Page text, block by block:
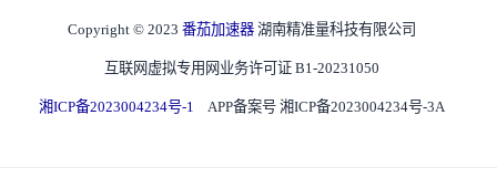
Copyright © 2023 番茄加速器 湖南精准量科技有限公司
互联网虚拟专用网业务许可证 B1-20231050
湘ICP备2023004234号-1 APP备案号 湘ICP备2023004234号-3A